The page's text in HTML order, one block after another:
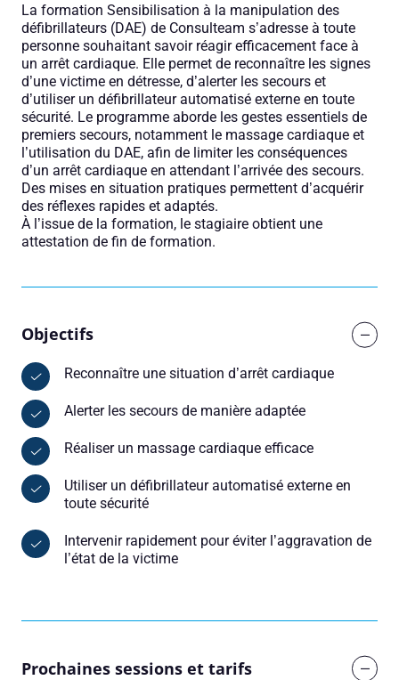
La formation Sensibilisation à la manipulation des
défibrillateurs (DAE) de Consulteam s’adresse à toute
personne souhaitant savoir réagir efficacement face à
un arrêt cardiaque. Elle permet de reconnaître les signes
d’une victime en détresse, d’alerter les secours et
d’utiliser un défibrillateur automatisé externe en toute
sécurité. Le programme aborde les gestes essentiels de
premiers secours, notamment le massage cardiaque et
l’utilisation du DAE, afin de limiter les conséquences
d’un arrêt cardiaque en attendant l’arrivée des secours.
Des mises en situation pratiques permettent d’acquérir
des réflexes rapides et adaptés.
À l’issue de la formation, le stagiaire obtient une
attestation de fin de formation.
Objectifs
Reconnaître une situation d’arrêt cardiaque
Alerter les secours de manière adaptée
Réaliser un massage cardiaque efficace
Utiliser un défibrillateur automatisé externe en
toute sécurité
Intervenir rapidement pour éviter l’aggravation de
l’état de la victime
Prochaines sessions et tarifs